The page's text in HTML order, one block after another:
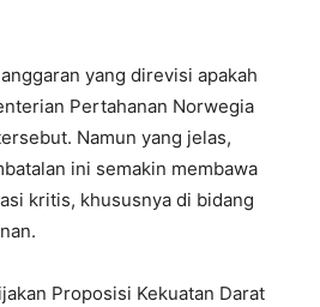
yang direvisi apakah
Pertahanan Norwegia
Namun yang jelas,
ini semakin membawa
kritis, khususnya di bidang
Proposisi Kekuatan Darat